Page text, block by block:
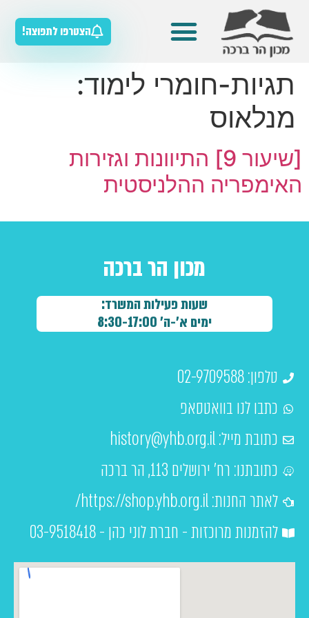
הצטרפו לתפוצה!
תגיות-חומרי לימוד:
מנלאוס
[שיעור 9] התיוונות וגזירות
האימפריה ההלניסטית
מכון הר ברכה
שעות פעילות המשרד:
ימים א'-ה' 8:30-17:00
טלפון: 02-9709588
כתבו לנו בוואטסאפ
כתובת מייל:history@yhb.org.il
כתובתנו: רח' ירושלים 113, הר ברכה
לאתר החנות: https://shop.yhb.org.il/
להזמנות מרוכזות - חברת לוני כהן - 03-9518418